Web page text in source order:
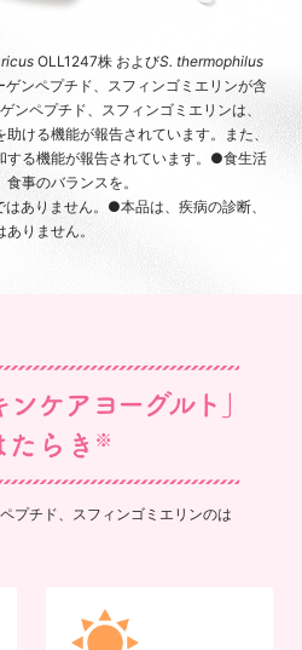
OLL1247株 およびS. thermophilus
ンペプチド、スフィンゴミエリンが含
ンペプチド、スフィンゴミエリンは、
ける機能が報告されています。また、
する機能が報告されています。●食生活
事のバランスを。
ありません。●本品は、疾病の診断、
りません。
プチド、スフィンゴミエリンのは